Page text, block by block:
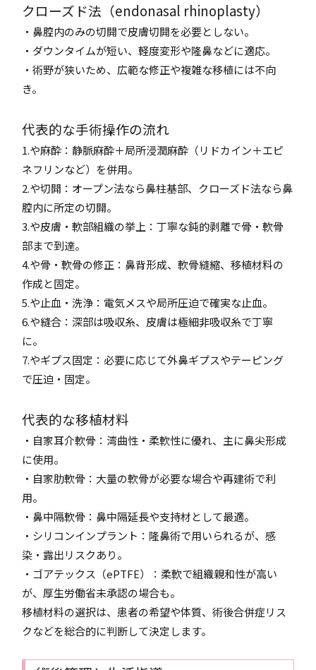
クローズド法（endonasal rhinoplasty）
・鼻腔内のみの切開で皮膚切開を必要としない。
・ダウンタイムが短い、軽度変形や隆鼻などに適応。
・術野が狭いため、広範な修正や複雑な移植には不向
き。
代表的な手術操作の流れ
1.や麻酔：静脈麻酔＋局所浸潤麻酔（リドカイン＋エピ
ネフリンなど）を併用。
2.や切開：オープン法なら鼻柱基部、クローズド法なら鼻
腔内に所定の切開。
3.や皮膚・軟部組織の挙上：丁寧な鈍的剥離で骨・軟骨
部まで到達。
4.や骨・軟骨の修正：鼻背形成、軟骨縫縮、移植材料の
作成と固定。
5.や止血・洗浄：電気メスや局所圧迫で確実な止血。
6.や縫合：深部は吸収糸、皮膚は極細非吸収糸で丁寧
に。
7.やギプス固定：必要に応じて外鼻ギプスやテーピング
で圧迫・固定。
代表的な移植材料
・自家耳介軟骨：湾曲性・柔軟性に優れ、主に鼻尖形成
に使用。
・自家肋軟骨：大量の軟骨が必要な場合や再建術で利
用。
・鼻中隔軟骨：鼻中隔延長や支持材として最適。
・シリコンインプラント：隆鼻術で用いられるが、感
染・露出リスクあり。
・ゴアテックス（ePTFE）：柔軟で組織親和性が高い
が、厚生労働省未承認の場合も。
移植材料の選択は、患者の希望や体質、術後合併症リス
クなどを総合的に判断して決定します。